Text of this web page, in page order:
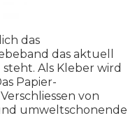
das
das aktuell
Als Kleber wird
Papier-
von
umweltschonende